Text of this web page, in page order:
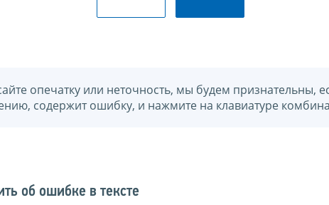
опечатку или неточность, мы будем признательны,
содержит ошибку, и нажмите на клавиатуре
об ошибке в тексте